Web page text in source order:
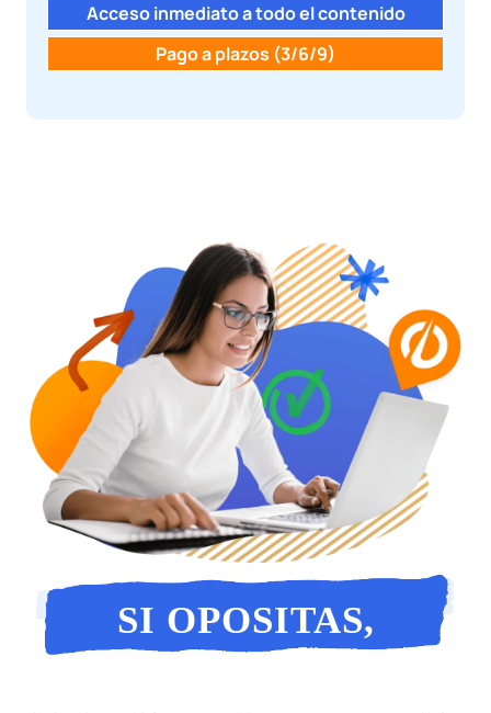
Acceso inmediato a todo el contenido
Pago a plazos (3/6/9)
SI OPOSITAS,
OPOSITAS